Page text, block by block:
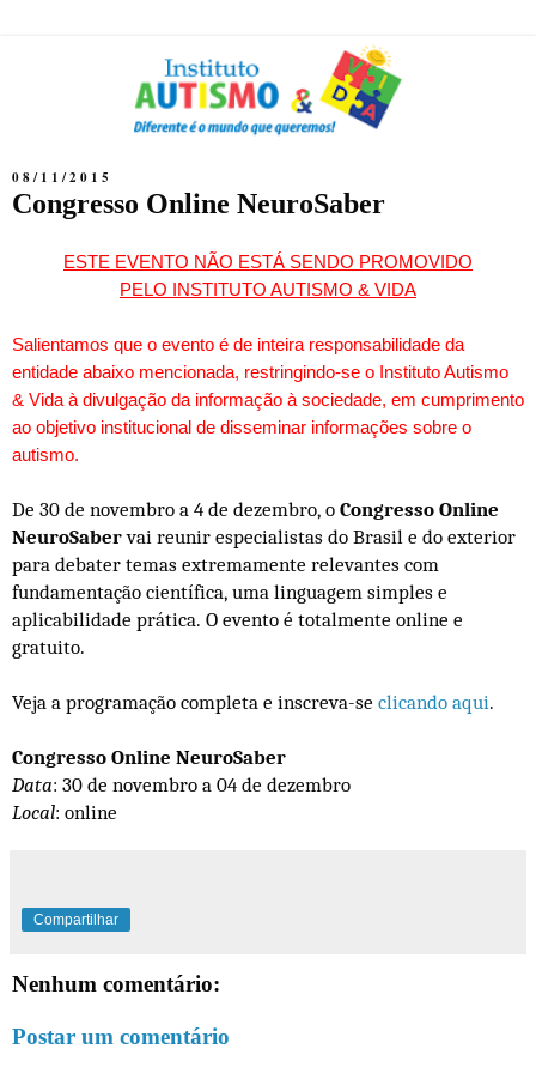
08/11/2015
Congresso Online NeuroSaber
ESTE EVENTO NÃO ESTÁ SENDO PROMOVIDO
PELO INSTITUTO AUTISMO & VIDA
Salientamos que o evento é de inteira responsabilidade da
entidade abaixo mencionada, restringindo-se o Instituto Autismo
& Vida à divulgação da informação à sociedade, em cumprimento
ao objetivo institucional de disseminar informações sobre o
autismo.
De 30 de novembro a 4 de dezembro, o Congresso Online
NeuroSabervai reunir especialistas do Brasil e do exterior
para debater temas extremamente relevantes com
fundamentação científica, uma linguagem simples e
aplicabilidade prática. O evento é totalmente online e
gratuito.
Veja a programação completa e inscreva-se clicando aqui.
Congresso Online NeuroSaber
Data: 30 de novembro a 04 de dezembro
Local: online
Compartilhar
Nenhum comentário:
Postar um comentário